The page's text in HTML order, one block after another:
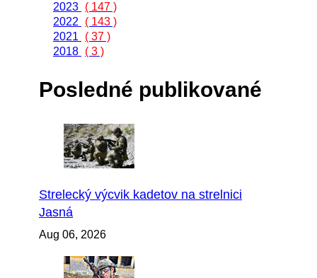
2023 ( 147 )
2022
( 143 )
2021
( 37 )
2018 ( 3 )
Posledné publikované
Strelecký výcvik kadetov na strelnici
Jasná
Aug 06, 2026